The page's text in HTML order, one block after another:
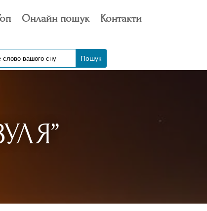
Онлайн пошук Контакти